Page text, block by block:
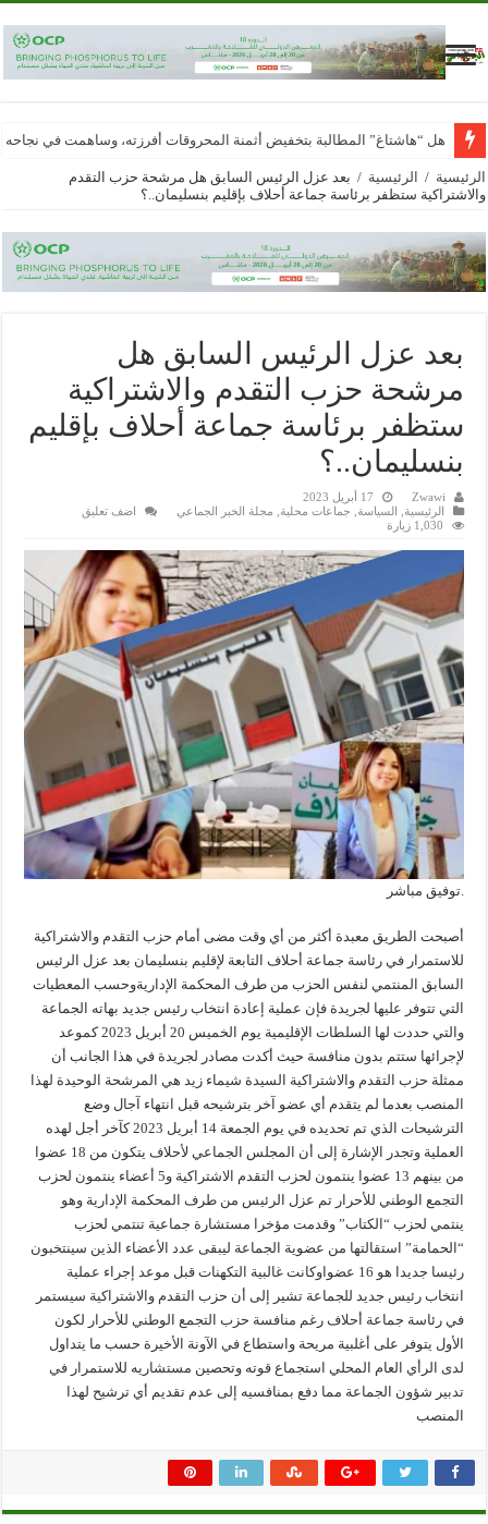
هل “هاشتاغ” المطالبة بتخفيض أثمنة المحروقات أفرزته، وساهمت في
الرئيسية / الرئيسية / بعد عزل الرئيس السابق هل مرشحة حزب التقدم
والاشتراكية ستظفر برئاسة جماعة أحلاف بإقليم بنسليمان..؟
بعد عزل الرئيس السابق هل
مرشحة حزب التقدم والاشتراكية
ستظفر برئاسة جماعة أحلاف بإقليم
بنسليمان..؟
Zwawi
17 أبريل 2023
الرئيسية
السياسة جماعات محلية مجلة الخبر الجماعي
اضف تعليق
1,030 زيارة
.توفيق مباشر
أصبحت الطريق معبدة أكثر من أي وقت مضى أمام حزب التقدم والاشتراكية
للاستمرار في رئاسة جماعة أحلاف التابعة لإقليم بنسليمان بعد عزل الرئيس
السابق المنتمي لنفس الحزب من طرف المحكمة الإداريةوحسب المعطيات
التي تتوفر عليها لجريدة فإن عملية إعادة انتخاب رئيس جديد بهاته الجماعة
والتي حددت لها السلطات الإقليمية يوم الخميس 20 أبريل 2023 كموعد
لإجرائها ستتم بدون منافسة حيث أكدت مصادر لجريدة في هذا الجانب أن
ممثلة حزب التقدم والاشتراكية السيدة شيماء زيد هي المرشحة الوحيدة لهذا
المنصب بعدما لم يتقدم أي عضو آخر بترشيحه قبل انتهاء آجال وضع
الترشيحات الذي تم تحديده في يوم الجمعة 14 أبريل 2023 كآخر أجل لهده
العملية وتجدر الإشارة إلى أن المجلس الجماعي لأحلاف يتكون من 18 عضوا
من بينهم 13 عضوا ينتمون لحزب التقدم الاشتراكية و5 أعضاء ينتمون لحزب
التجمع الوطني للأحرار تم عزل الرئيس من طرف المحكمة الإدارية وهو
ينتمي لحزب “الكتاب” وقدمت مؤخرا مستشارة جماعية تنتمي لحزب
“الحمامة” استقالتها من عضوية الجماعة ليبقى عدد الأعضاء الذين سينتخبون
رئيسا جديدا هو 16 عضواوكانت غالبية التكهنات قبل موعد إجراء عملية
انتخاب رئيس جديد للجماعة تشير إلى أن حزب التقدم والاشتراكية سيستمر
في رئاسة جماعة أحلاف رغم منافسة حزب التجمع الوطني للأحرار لكون
الأول يتوفر على أغلبية مريحة واستطاع في الآونة الأخيرة حسب ما يتداول
لدى الرأي العام المحلي استجماع قوته وتحصين مستشاريه للاستمرار في
تدبير شؤون الجماعة مما دفع بمنافسيه إلى عدم تقديم أي ترشيح لهذا
المنصب